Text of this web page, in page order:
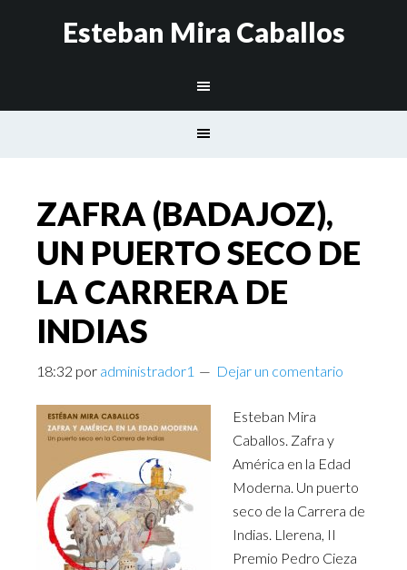
Esteban Mira Caballos
ZAFRA (BADAJOZ),
UN PUERTO SECO DE
LA CARRERA DE
INDIAS
18:32 por administrador1 Dejar un comentario
Esteban Mira
Caballos. Zafra y
América en la Edad
Moderna. Un puerto
seco de la Carrera de
Indias. Llerena, II
Premio Pedro Cieza